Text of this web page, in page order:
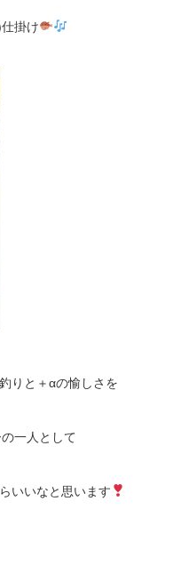
掛け
りと＋αの愉しさを
一人として
いいなと思います